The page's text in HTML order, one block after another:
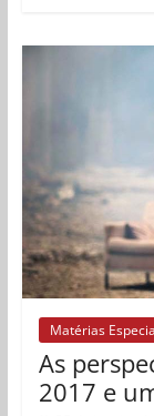
Matérias
As
2017 e